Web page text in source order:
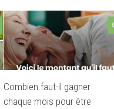
Combien faut-il gagner
chaque mois pour être